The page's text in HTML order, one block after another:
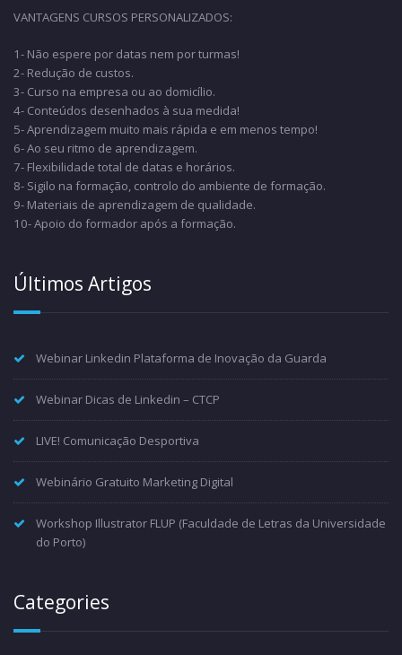
VANTAGENS CURSOS PERSONALIZADOS:
1- Não espere por datas nem por turmas!
2- Redução de custos.
3- Curso na empresa ou ao domicílio.
4- Conteúdos desenhados à sua medida!
5- Aprendizagem muito mais rápida e em menos tempo!
6- Ao seu ritmo de aprendizagem.
7- Flexibilidade total de datas e horários.
8- Sigilo na formação, controlo do ambiente de formação.
9- Materiais de aprendizagem de qualidade.
10- Apoio do formador após a formação.
Últimos Artigos
Webinar Linkedin Plataforma de Inovação da Guarda
Webinar Dicas de Linkedin – CTCP
LIVE! Comunicação Desportiva
Webinário Gratuito Marketing Digital
Workshop Illustrator FLUP (Faculdade de Letras da Universidade
do Porto)
Categories